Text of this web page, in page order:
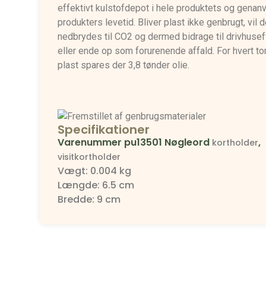
effektivt kulstofdepot i hele produktets og
produkters levetid. Bliver plast ikke genbrugt, vil
nedbrydes til CO2 og dermed bidrage til
eller ende op som forurenende affald. For hvert
plast spares der 3,8 tønder olie.
Specifikationer
Varenummer pu13501 Nøgleord kortholder,
visitkortholder
Vægt: 0.004 kg
Længde: 6.5 cm
Bredde: 9 cm